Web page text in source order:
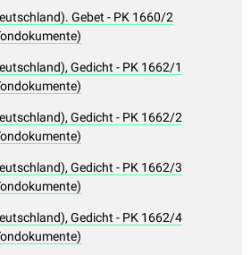
Gebet - PK 1660/2
Gedicht - PK 1662/1
Gedicht - PK 1662/2
Gedicht - PK 1662/3
Gedicht - PK 1662/4